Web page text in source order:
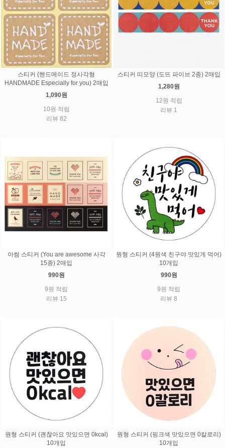
스티커 (핸드메이드 정사각형
HANDMADE Especially for you) 2매입
1,090원
10원 적립
리뷰 82
스티커 띠모양 (도뜨 파이브 2종) 2매입
1,280원
12원 적립
리뷰 1
아썸 스티커 (You are awesome 사각
15종) 2매입
990원
9원 적립
리뷰 15
원형 스티커 (4원색 친구야 맛있게 먹어)
10개입
990원
9원 적립
리뷰 8
원형 스티커 (괜찮아요 맛있으면 0kcal)
10개입
원형 스티커 (핑크색 맛있으면 0칼로리)
10개입